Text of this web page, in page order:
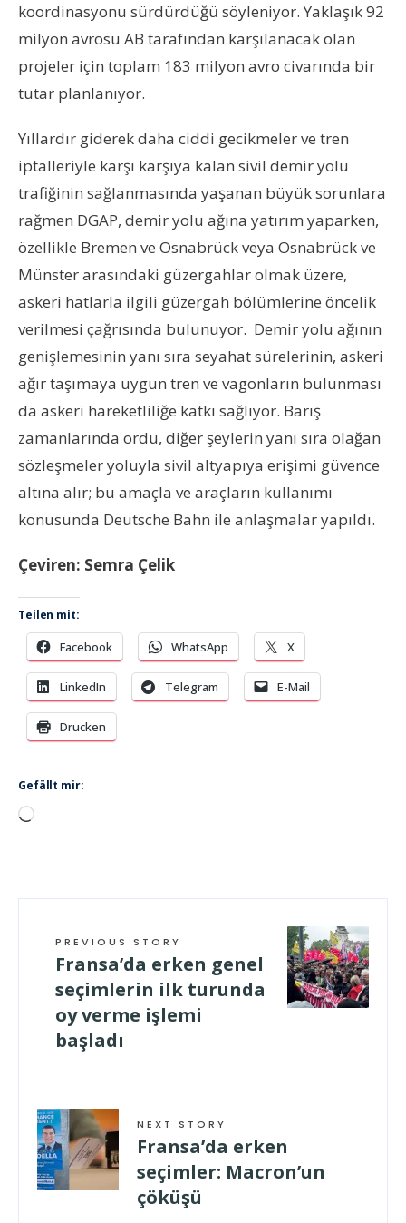
koordinasyonu sürdürdüğü söyleniyor. Yaklaşık 92
milyon avrosu AB tarafından karşılanacak olan
projeler için toplam 183 milyon avro civarında bir
tutar planlanıyor.
Yıllardır giderek daha ciddi gecikmeler ve tren
iptalleriyle karşı karşıya kalan sivil demir yolu
trafiğinin sağlanmasında yaşanan büyük sorunlara
rağmen DGAP, demir yolu ağına yatırım yaparken,
özellikle Bremen ve Osnabrück veya Osnabrück ve
Münster arasındaki güzergahlar olmak üzere,
askeri hatlarla ilgili güzergah bölümlerine öncelik
verilmesi çağrısında bulunuyor. Demir yolu ağının
genişlemesinin yanı sıra seyahat sürelerinin, askeri
ağır taşımaya uygun tren ve vagonların bulunması
da askeri hareketliliğe katkı sağlıyor. Barış
zamanlarında ordu, diğer şeylerin yanı sıra olağan
sözleşmeler yoluyla sivil altyapıya erişimi güvence
altına alır; bu amaçla ve araçların kullanımı
konusunda Deutsche Bahn ile anlaşmalar yapıldı.
Çeviren: Semra Çelik
Teilen mit:
Facebook WhatsApp X
LinkedIn Telegram E-Mail
Drucken
Gefällt mir:
Wird
PREVIOUS STORY
Fransa’da erken genel
seçimlerin ilk turunda
oy verme işlemi
başladı
NEXT STORY
Fransa’da erken
seçimler: Macron’un
çöküşü